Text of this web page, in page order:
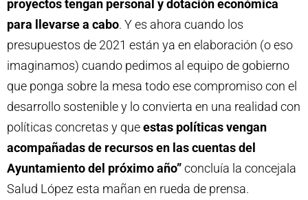
proyectos tengan personal y dotación económica
para llevarse a cabo. Y es ahora cuando los
presupuestos de 2021 están ya en elaboración (o eso
imaginamos) cuando pedimos al equipo de gobierno
que ponga sobre la mesa todo ese compromiso con el
desarrollo sostenible y lo convierta en una realidad con
políticas concretas y queestas políticas vengan
acompañadas de recursos en las cuentas del
Ayuntamiento del próximo año”concluía la concejala
Salud López esta mañan en rueda de prensa.